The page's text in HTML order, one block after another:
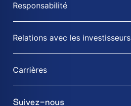
Responsabilité
Relations avec les investisseurs
Carrières
Suivez-nous